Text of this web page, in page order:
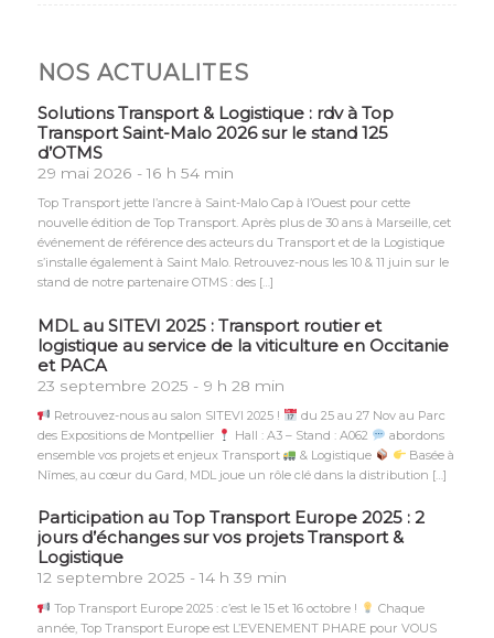
NOS ACTUALITES
Solutions Transport & Logistique : rdv à Top
Transport Saint-Malo 2026 sur le stand 125
d’OTMS
29 mai 2026 - 16 h 54 min
Top Transport jette l’ancre à Saint-Malo Cap à l’Ouest pour cette
nouvelle édition de Top Transport. Après plus de 30 ans à Marseille, cet
événement de référence des acteurs du Transport et de la Logistique
s’installe également à Saint Malo. Retrouvez-nous les 10 & 11 juin sur le
stand de notre partenaire OTMS : des […]
MDL au SITEVI 2025 : Transport routier et
logistique au service de la viticulture en Occitanie
et PACA
23 septembre 2025 - 9 h 28 min
Retrouvez-nous au salon SITEVI 2025 !
du 25 au 27 Nov au Parc
des Expositions de Montpellier
Hall : A3 – Stand : A062
abordons
ensemble vos projets et enjeux Transport
& Logistique
Basée à
Nîmes, au cœur du Gard, MDL joue un rôle clé dans la distribution […]
Participation au Top Transport Europe 2025 : 2
jours d’échanges sur vos projets Transport &
Logistique
12 septembre 2025 - 14 h 39 min
Top Transport Europe 2025 : c’est le 15 et 16 octobre !
Chaque
année, Top Transport Europe est L’EVENEMENT PHARE pour VOUS